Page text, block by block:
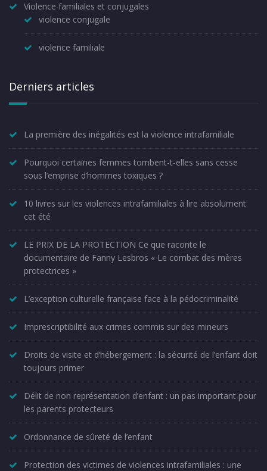
Violence familiales et conjugales
violence conjugale
violence familiale
Derniers articles
La première des inégalités est la violence intrafamiliale
Pourquoi certaines femmes tombent-t-elles sans cesse
sous l’emprise d’hommes toxiques ?
10 livres sur les violences intrafamiliales à lire absolument
cet été
LE PRIX DE LA PROTECTION Ce que raconte le
documentaire de Fanny Lesbros « Le combat des mères
protectrices »
L’exception culturelle française face à la pédocriminalité
Imprescriptibilité aux crimes commis sur des mineurs
Droits de visite et d’hébergement : la sécurité de l’enfant doit
toujours primer
Délit de non représentation d’enfant : un pas important pour
les parents protecteurs
Ordonnance de sûreté de l’enfant
Protection des victimes de violences intrafamiliales : une